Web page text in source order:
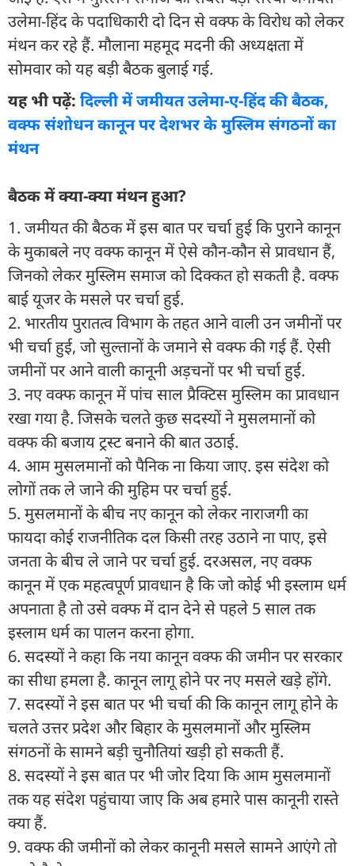
उलेमा-हिंद के पदाधिकारी दो दिन से वक्फ के विरोध को लेकर
मंथन कर रहे हैं. मौलाना महमूद मदनी की अध्यक्षता में
सोमवार को यह बड़ी बैठक बुलाई गई.
यह भी पढ़ें: दिल्ली में जमीयत उलेमा-ए-हिंद की बैठक,
वक्फ संशोधन कानून पर देशभर के मुस्लिम संगठनों का
मंथन
बैठक में क्या-क्या मंथन हुआ?
1. जमीयत की बैठक में इस बात पर चर्चा हुई कि पुराने कानून
के मुकाबले नए वक्फ कानून में ऐसे कौन-कौन से प्रावधान हैं,
जिनको लेकर मुस्लिम समाज को दिक्कत हो सकती है. वक्फ
बाई यूजर के मसले पर चर्चा हुई.
2. भारतीय पुरातत्व विभाग के तहत आने वाली उन जमीनों पर
भी चर्चा हुई, जो सुल्तानों के जमाने से वक्फ की गई हैं. ऐसी
जमीनों पर आने वाली कानूनी अड़चनों पर भी चर्चा हुई.
3. नए वक्फ⁠ कानून में पांच साल प्रैक्टिस मुस्लिम का प्रावधान
रखा गया है. जिसके चलते कुछ सदस्यों ने मुसलमानों को
वक्फ की बजाय ट्रस्ट बनाने की बात उठाई.
4. ⁠आम मुसलमानों को पैनिक ना किया जाए. इस संदेश को
लोगों तक ले जाने की मुहिम पर चर्चा हुई.
5. मुसलमानों के बीच नए कानून को लेकर नाराजगी का
फायदा कोई राजनीतिक दल किसी तरह उठाने ना पाए, इसे
जनता के बीच ले जाने पर चर्चा हुई. दरअसल, नए वक्फ
कानून में एक महत्वपूर्ण प्रावधान है कि जो कोई भी इस्लाम धर्म
अपनाता है तो उसे वक्फ में दान देने से पहले 5 साल तक
इस्लाम धर्म का पालन करना होगा.
6. सदस्यों ने कहा कि नया कानून वक्फ की जमीन पर सरकार
का सीधा हमला है. कानून लागू होने पर नए मसले खड़े होंगे.
7. सदस्यों ने इस बात पर भी चर्चा की कि कानून लागू होने के
चलते उत्तर प्रदेश और बिहार के मुसलमानों और मुस्लिम
संगठनों के सामने बड़ी चुनौतियां खड़ी हो सकती हैं.
8.⁠ सदस्यों ने इस बात पर भी जोर दिया कि आम मुसलमानों
तक यह संदेश पहुंचाया जाए कि अब हमारे पास कानूनी रास्ते
क्या हैं.
9. वक्फ की जमीनों को लेकर कानूनी मसले सामने आएंगे तो